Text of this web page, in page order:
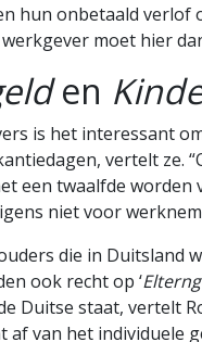
hun onbetaald verlof
werkgever moet hier
en
is het interessant
vertelt ze.
een twaalfde worden
niet voor
die in Duitsland
ook recht op ‘
Duitse staat, vertelt
af van het individuele